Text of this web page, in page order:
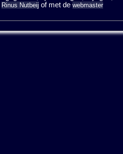
Rinus Nutbeij of met de webmaster